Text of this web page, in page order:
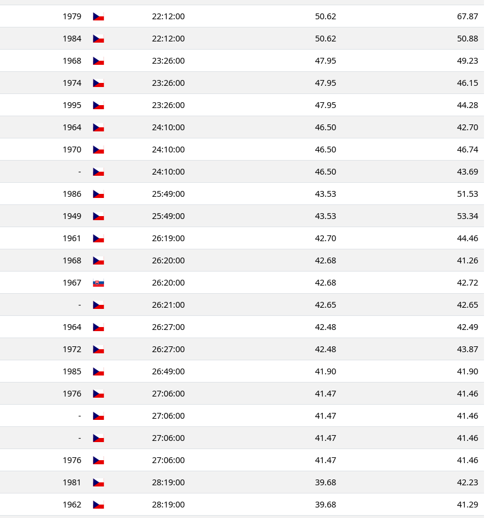
1979 22:12:00 50.62
67.87
1984 22:12:00 50.62
50.88
1968 23:26:00 47.95
49.23
1974 23:26:00 47.95
46.15
1995 23:26:00 47.95
44.28
1964 24:10:00 46.50
42.70
1970 24:10:00 46.50
46.74
- 24:10:00 46.50
43.69
1986 25:49:00 43.53
51.53
1949 25:49:00 43.53
53.34
1961 26:19:00 42.70
44.46
1968 26:20:00 42.68
41.26
1967 26:20:00 42.68
42.72
- 26:21:00 42.65
42.65
1964 26:27:00 42.48
42.49
1972 26:27:00 42.48
43.87
1985 26:49:00 41.90
41.90
1976 27:06:00 41.47
41.46
- 27:06:00 41.47
41.46
- 27:06:00 41.47
41.46
1976 27:06:00 41.47
41.46
1981 28:19:00 39.68
42.23
1962 28:19:00 39.68 41.29